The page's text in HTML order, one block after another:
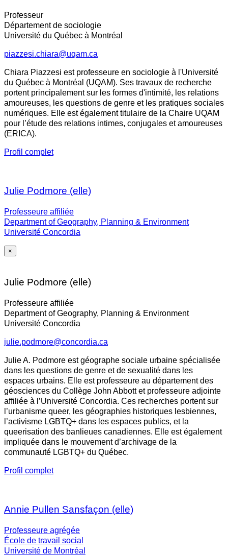
Professeur
Département de sociologie
Université du Québec à Montréal
piazzesi.chiara@uqam.ca
Chiara Piazzesi est professeure en sociologie à l'Université
du Québec à Montréal (UQAM). Ses travaux de recherche
portent principalement sur les formes d'intimité, les relations
amoureuses, les questions de genre et les pratiques sociales
numériques. Elle est également titulaire de la Chaire UQAM
pour l’étude des relations intimes, conjugales et amoureuses
(ERICA).
Profil complet
Julie Podmore (elle)
Professeure affiliée
Department of Geography, Planning & Environment
Université Concordia
×
Julie Podmore (elle)
Professeure affiliée
Department of Geography, Planning & Environment
Université Concordia
julie.podmore@concordia.ca
Julie A. Podmore est géographe sociale urbaine spécialisée
dans les questions de genre et de sexualité dans les
espaces urbains. Elle est professeure au département des
géosciences du Collège John Abbott et professeure adjointe
affiliée à l’Université Concordia. Ces recherches portent sur
l’urbanisme queer, les géographies historiques lesbiennes,
l’activisme LGBTQ+ dans les espaces publics, et la
queerisation des banlieues canadiennes. Elle est également
impliquée dans le mouvement d’archivage de la
communauté LGBTQ+ du Québec.
Profil complet
Annie Pullen Sansfaçon (elle)
Professeure agrégée
École de travail social
Université de Montréal